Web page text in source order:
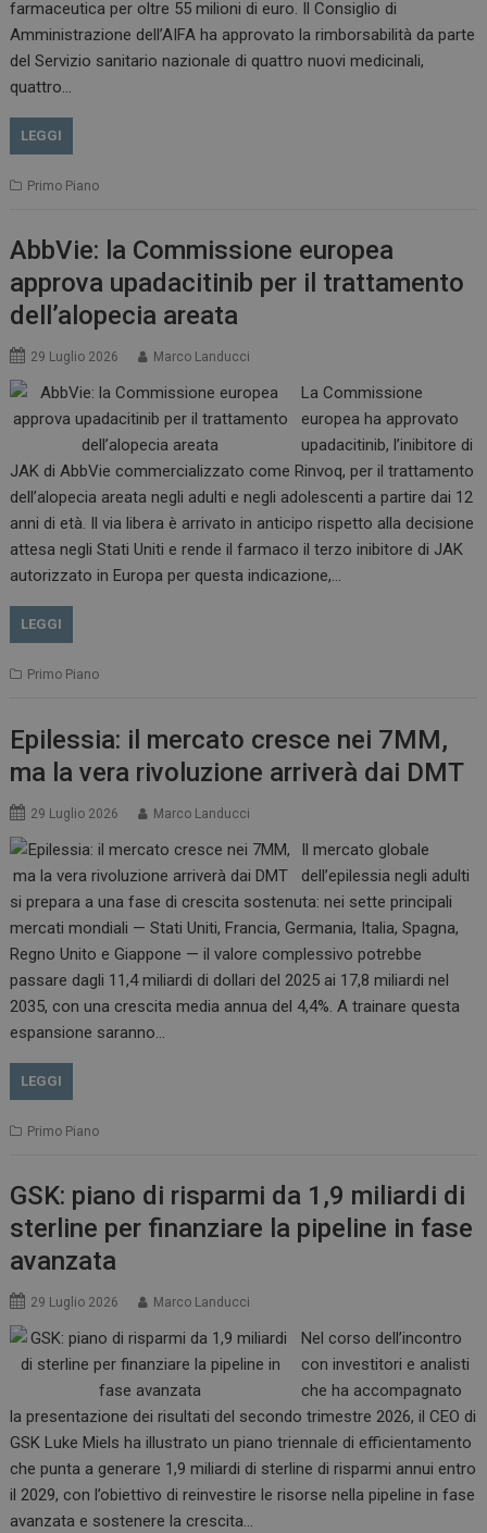
farmaceutica per oltre 55 milioni di euro. Il Consiglio di
Amministrazione dell’AIFA ha approvato la rimborsabilità da parte
del Servizio sanitario nazionale di quattro nuovi medicinali,
quattro…
LEGGI
Primo Piano
AbbVie: la Commissione europea
approva upadacitinib per il trattamento
dell’alopecia areata
29 Luglio 2026 Marco Landucci
La Commissione
europea ha approvato
upadacitinib, l’inibitore di
JAK di AbbVie commercializzato come Rinvoq, per il trattamento
dell’alopecia areata negli adulti e negli adolescenti a partire dai 12
anni di età. Il via libera è arrivato in anticipo rispetto alla decisione
attesa negli Stati Uniti e rende il farmaco il terzo inibitore di JAK
autorizzato in Europa per questa indicazione,…
LEGGI
Primo Piano
Epilessia: il mercato cresce nei 7MM,
ma la vera rivoluzione arriverà dai DMT
29 Luglio 2026 Marco Landucci
Il mercato globale
dell’epilessia negli adulti
si prepara a una fase di crescita sostenuta: nei sette principali
mercati mondiali — Stati Uniti, Francia, Germania, Italia, Spagna,
Regno Unito e Giappone — il valore complessivo potrebbe
passare dagli 11,4 miliardi di dollari del 2025 ai 17,8 miliardi nel
2035, con una crescita media annua del 4,4%. A trainare questa
espansione saranno…
LEGGI
Primo Piano
GSK: piano di risparmi da 1,9 miliardi di
sterline per finanziare la pipeline in fase
avanzata
29 Luglio 2026 Marco Landucci
Nel corso dell’incontro
con investitori e analisti
che ha accompagnato
la presentazione dei risultati del secondo trimestre 2026, il CEO di
GSK Luke Miels ha illustrato un piano triennale di efficientamento
che punta a generare 1,9 miliardi di sterline di risparmi annui entro
il 2029, con l’obiettivo di reinvestire le risorse nella pipeline in fase
avanzata e sostenere la crescita…
VISITOR_INFO1_LIVE
Google LLC
.youtube.com
5